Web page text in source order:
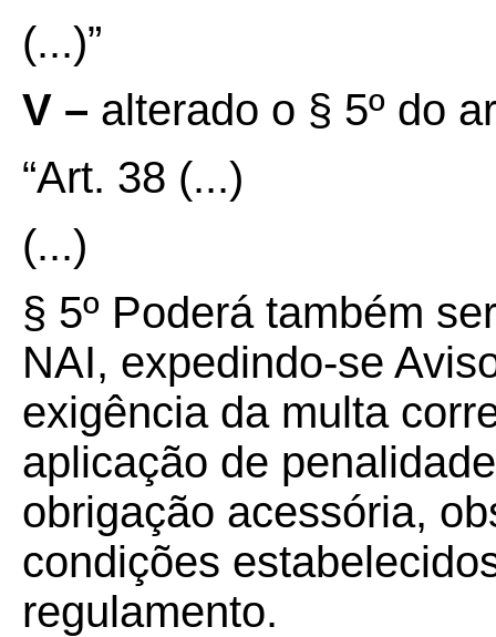
(...)”
V – alterado o § 5º do
“Art. 38 (...)
(...)
§ 5º Poderá também
NAI, expedindo-se
exigência da multa
aplicação de
obrigação acessória,
condições
regulamento.